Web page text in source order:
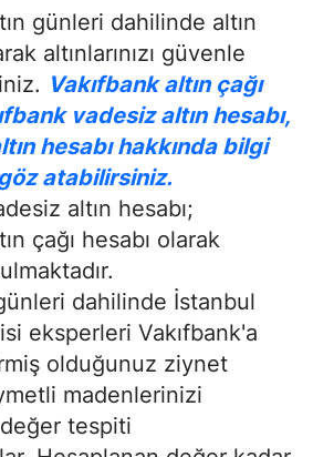
günleri dahilinde altın
altınlarınızı güvenle
Vakıfbank altın çağı
vadesiz altın hesabı,
hesabı hakkında bilgi
atabilirsiniz.
altın hesabı;
çağı hesabı olarak
dahilinde İstanbul
eksperleri Vakıfbank'a
olduğunuz ziynet
madenlerinizi
tespiti